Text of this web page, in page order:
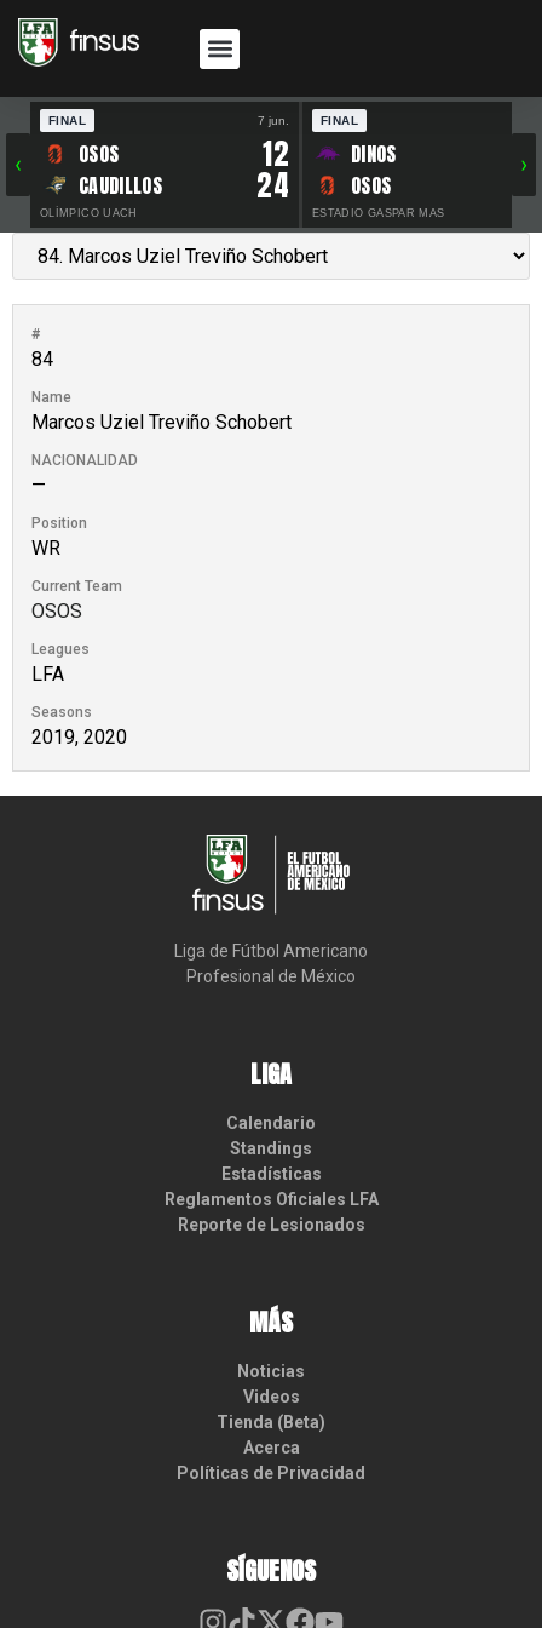
‹
FINAL 7 jun.
OSOS 12
CAUDILLOS 24
OLÍMPICO UACH
FINAL
DINOS
OSOS
ESTADIO GASPAR MAS
›
#
84
Name
Marcos Uziel Treviño Schobert
NACIONALIDAD
—
Position
WR
Current Team
OSOS
Leagues
LFA
Seasons
2019, 2020
Liga de Fútbol Americano
Profesional de México
LIGA
Calendario
Standings
Estadísticas
Reglamentos Oficiales LFA
Reporte de Lesionados
MÁS
Noticias
Videos
Tienda (Beta)
Acerca
Políticas de Privacidad
SÍGUENOS